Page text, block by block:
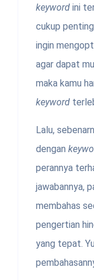
keyword ini
cukup penting
ingin
agar dapat
maka kamu
keyword
Lalu,
dengan
perannya
jawabannya,
membahas
pengertian
yang tepat.